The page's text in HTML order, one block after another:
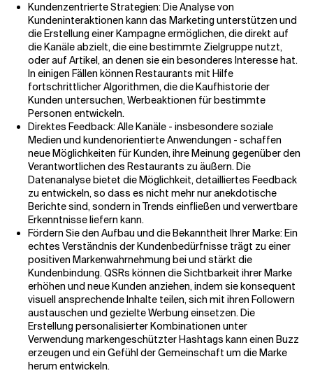
Kundenzentrierte Strategien: Die Analyse von
Kundeninteraktionen kann das Marketing unterstützen und
die Erstellung einer Kampagne ermöglichen, die direkt auf
die Kanäle abzielt, die eine bestimmte Zielgruppe nutzt,
oder auf Artikel, an denen sie ein besonderes Interesse hat.
In einigen Fällen können Restaurants mit Hilfe
fortschrittlicher Algorithmen, die die Kaufhistorie der
Kunden untersuchen, Werbeaktionen für bestimmte
Personen entwickeln.
Direktes Feedback: Alle Kanäle - insbesondere soziale
Medien und kundenorientierte Anwendungen - schaffen
neue Möglichkeiten für Kunden, ihre Meinung gegenüber den
Verantwortlichen des Restaurants zu äußern. Die
Datenanalyse bietet die Möglichkeit, detailliertes Feedback
zu entwickeln, so dass es nicht mehr nur anekdotische
Berichte sind, sondern in Trends einfließen und verwertbare
Erkenntnisse liefern kann.
Fördern Sie den Aufbau und die Bekanntheit Ihrer Marke: Ein
echtes Verständnis der Kundenbedürfnisse trägt zu einer
positiven Markenwahrnehmung bei und stärkt die
Kundenbindung. QSRs können die Sichtbarkeit ihrer Marke
erhöhen und neue Kunden anziehen, indem sie konsequent
visuell ansprechende Inhalte teilen, sich mit ihren Followern
austauschen und gezielte Werbung einsetzen.Die
Erstellung personalisierter Kombinationen unter
Verwendung markengeschützter Hashtags kann einen Buzz
erzeugen und ein Gefühl der Gemeinschaft um die Marke
herum entwickeln.